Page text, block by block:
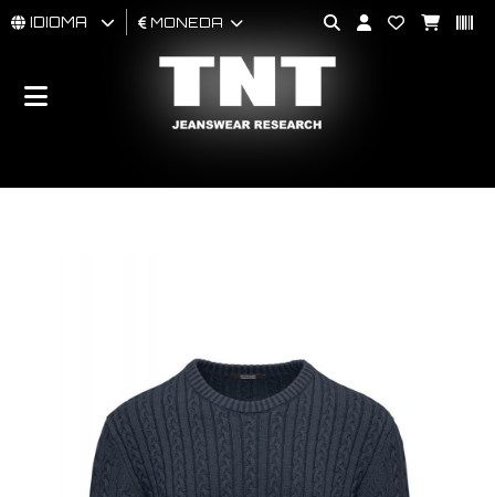
HOMBRES
BRAND
IDIOMA MONEDA